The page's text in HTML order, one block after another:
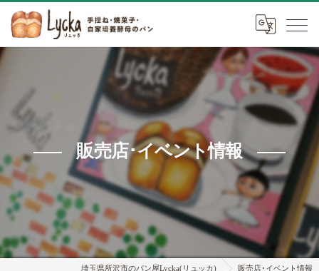
販売店･イベント情報
埼玉県所沢市のパン屋Lycka(リュッカ) 販売店･イベント情報